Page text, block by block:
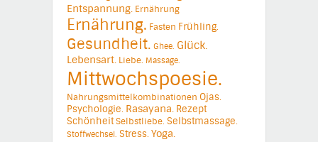
Entspannung. Ernährung
Ernährung. Fasten Frühling.
Gesundheit. Ghee. Glück.
Lebensart. Liebe. Massage.
Mittwochspoesie.
Nahrungsmittelkombinationen Ojas.
Psychologie. Rasayana. Rezept
SchönheitSelbstliebe. Selbstmassage.
Stoffwechsel. Stress.Yoga.